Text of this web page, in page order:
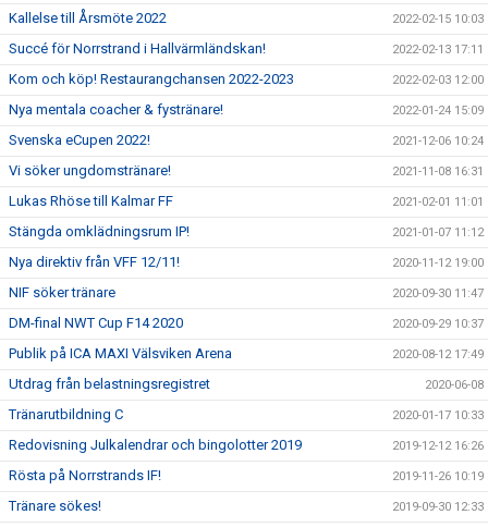
Kallelse till Årsmöte 2022 2022-02-15 10:03
Succé för Norrstrand i Hallvärmländskan! 2022-02-13 17:11
Kom och köp! Restaurangchansen 2022-2023 2022-02-03 12:00
Nya mentala coacher & fystränare! 2022-01-24 15:09
Svenska eCupen 2022! 2021-12-06 10:24
Vi söker ungdomstränare! 2021-11-08 16:31
Lukas Rhöse till Kalmar FF 2021-02-01 11:01
Stängda omklädningsrum IP! 2021-01-07 11:12
Nya direktiv från VFF 12/11! 2020-11-12 19:00
NIF söker tränare 2020-09-30 11:47
DM-final NWT Cup F14 2020 2020-09-29 10:37
Publik på ICA MAXI Välsviken Arena 2020-08-12 17:49
Utdrag från belastningsregistret 2020-06-08
Tränarutbildning C 2020-01-17 10:33
Redovisning Julkalendrar och bingolotter 2019 2019-12-12 16:26
Rösta på Norrstrands IF! 2019-11-26 10:19
Tränare sökes! 2019-09-30 12:33